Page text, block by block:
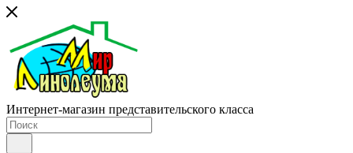
Интернет-магазин представительского класса